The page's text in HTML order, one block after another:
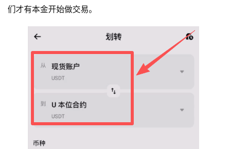
们才有本金开始做交易。